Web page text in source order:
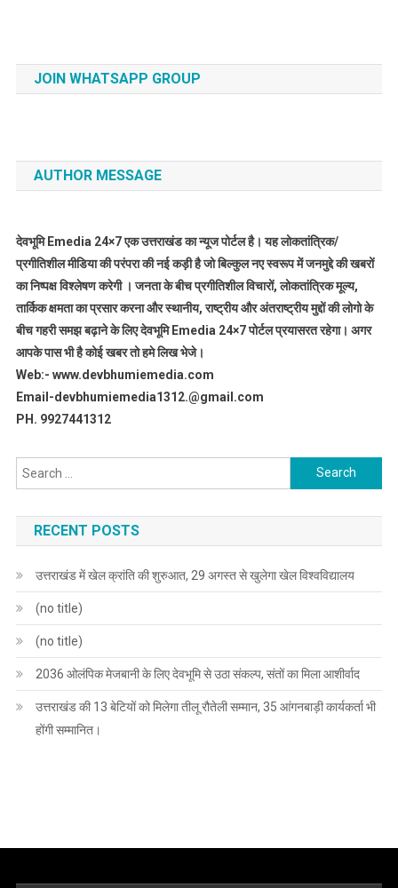
JOIN WHATSAPP GROUP
AUTHOR MESSAGE
देवभूमि Emedia 24×7 एक उत्तराखंड का न्यूज पोर्टल है। यह लोकतांत्रिक/
प्रगीतिशील मीडिया की परंपरा की नई कड़ी है जो बिल्कुल नए स्वरूप में जनमुद्दे की खबरों
का निष्पक्ष विश्लेषण करेगी । जनता के बीच प्रगीतिशील विचारों, लोकतांत्रिक मूल्य,
तार्किक क्षमता का प्रसार करना और स्थानीय, राष्ट्रीय और अंतराष्ट्रीय मुद्दों की लोगो के
बीच गहरी समझ बढ़ाने के लिए देवभूमि Emedia 24×7 पोर्टल प्रयासरत रहेगा। अगर
आपके पास भी है कोई खबर तो हमे लिख भेजे।
Web:- www.devbhumiemedia.com
Email-devbhumiemedia1312.@gmail.com
PH. 9927441312
Search
for:
RECENT POSTS
उत्तराखंड में खेल क्रांति की शुरुआत, 29 अगस्त से खुलेगा खेल विश्वविद्यालय
(no title)
(no title)
2036 ओलंपिक मेजबानी के लिए देवभूमि से उठा संकल्प, संतों का मिला आशीर्वाद
उत्तराखंड की 13 बेटियों को मिलेगा तीलू रौतेली सम्मान, 35 आंगनबाड़ी कार्यकर्ता भी
होंगी सम्मानित।